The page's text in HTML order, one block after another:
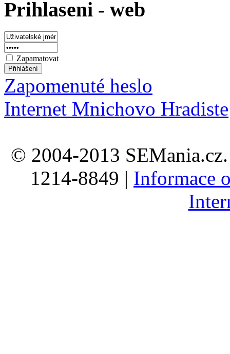
Prihlaseni - web
Zapamatovat
Zapomenuté heslo
Internet Mnichovo Hradiste
© 2004-2013
1214-8849 | Informace